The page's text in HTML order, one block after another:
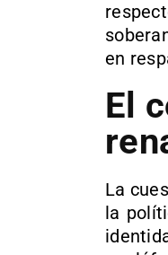
en
El
La
la